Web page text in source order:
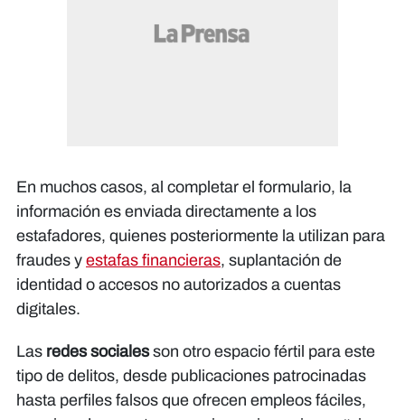
En muchos casos, al completar el formulario, la
información es enviada directamente a los
estafadores, quienes posteriormente la utilizan para
fraudes y estafas financieras, suplantación de
identidad o accesos no autorizados a cuentas
digitales.
Las redes socialesson otro espacio fértil para este
tipo de delitos, desde publicaciones patrocinadas
hasta perfiles falsos que ofrecen empleos fáciles,